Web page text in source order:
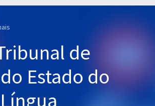
de
Estado do